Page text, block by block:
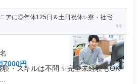
アに◎年休125日＆土日祝休✨寮・社宅
7000円
・スキルは不問 ✨完全未経験もOK